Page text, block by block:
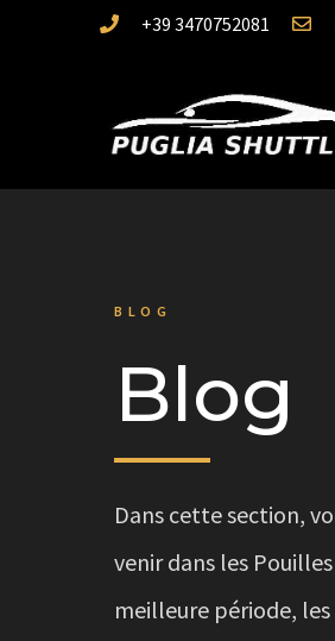
+39 3470752081
BLOG
Blog
Dans cette section,
venir dans les
meilleure période,